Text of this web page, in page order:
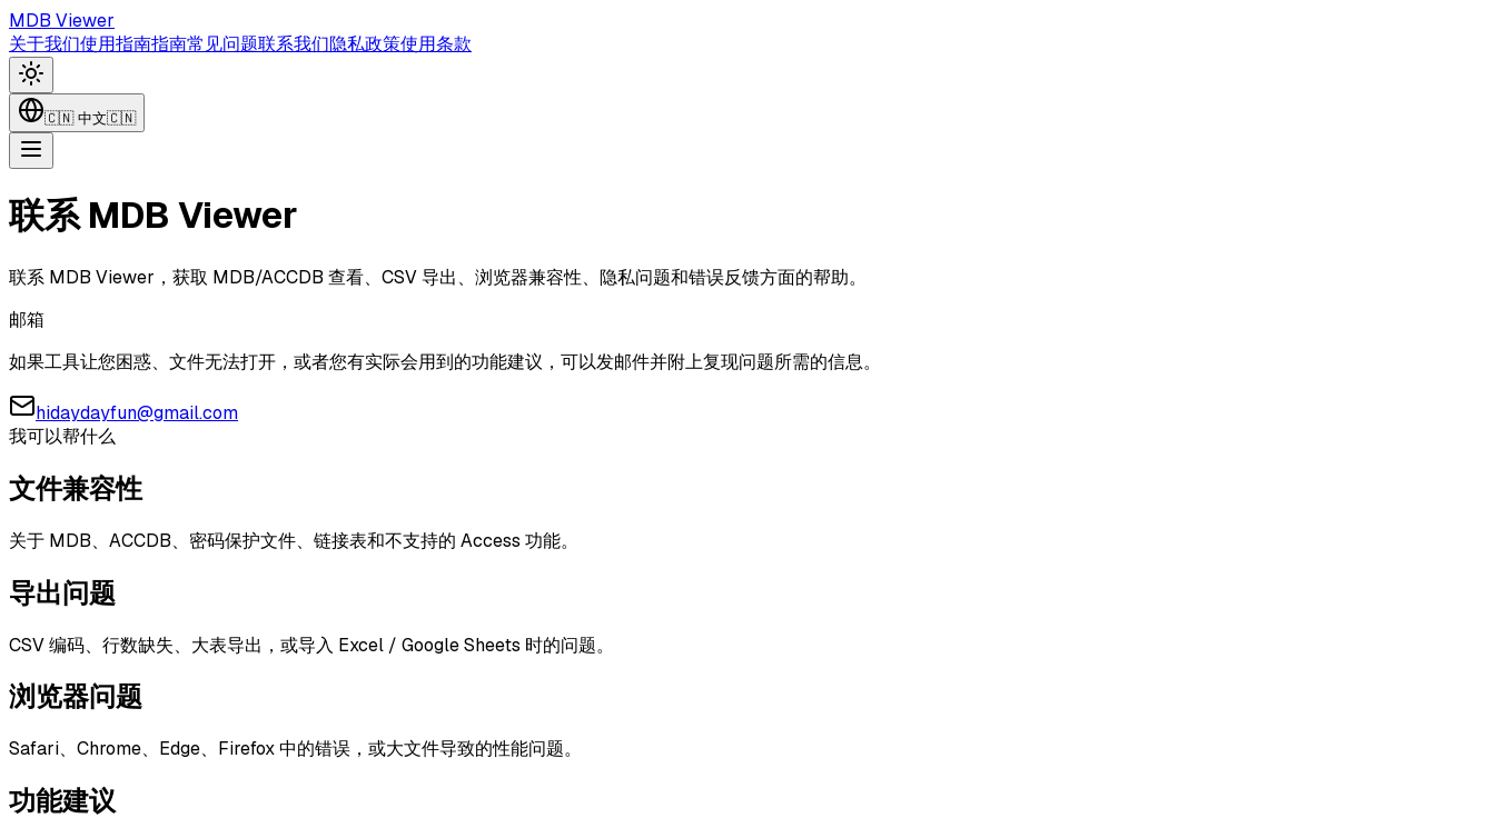
MDB Viewer
关于我们使用指南指南常见问题联系我们隐私政策使用条款
🇨🇳 中文🇨🇳
联系 MDB Viewer
联系 MDB Viewer，获取 MDB/ACCDB 查看、CSV 导出、浏览器兼容性、隐私问题和错误反馈方面的帮助。
邮箱
如果工具让您困惑、文件无法打开，或者您有实际会用到的功能建议，可以发邮件并附上复现问题所需的信息。
hidaydayfun@gmail.com
我可以帮什么
文件兼容性
关于 MDB、ACCDB、密码保护文件、链接表和不支持的 Access 功能。
导出问题
CSV 编码、行数缺失、大表导出，或导入 Excel / Google Sheets 时的问题。
浏览器问题
Safari、Chrome、Edge、Firefox 中的错误，或大文件导致的性能问题。
功能建议